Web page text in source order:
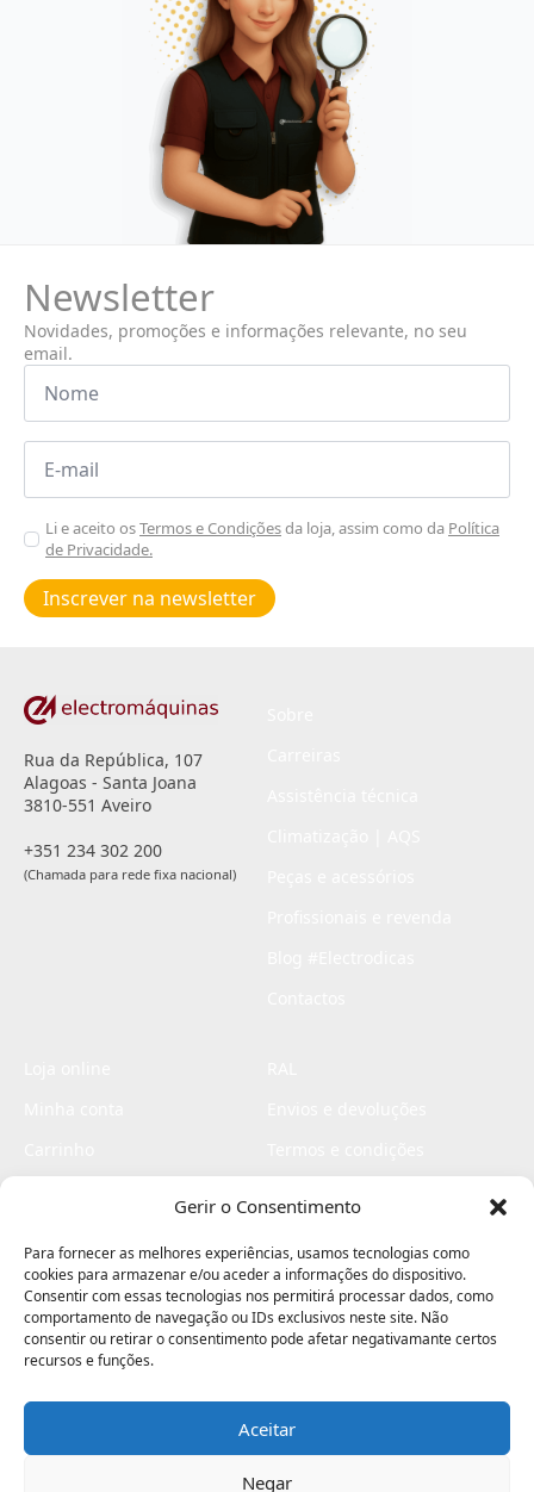
Gerir o Consentimento
Para fornecer as melhores experiências, usamos tecnologias como
cookies para armazenar e/ou aceder a informações do dispositivo.
Consentir com essas tecnologias nos permitirá processar dados, como
comportamento de navegação ou IDs exclusivos neste site. Não
consentir ou retirar o consentimento pode afetar negativamante certos
recursos e funções.
Aceitar
Negar
Newsletter
Novidades, promoções e informações relevante, no seu
email.
Nome
Email
Aceitar
Poiticas
de
privacidade
Li e aceito osTermos e Condiçõesda loja, assim como da Política
de Privacidade.
Inscrever na newsletter
Rua da República, 107
Alagoas - Santa Joana
3810-551 Aveiro
+351 234 302 200
(Chamada para rede fixa nacional)
Livro de elogios
Electromaquinas ©2026
contágio - agência criativa